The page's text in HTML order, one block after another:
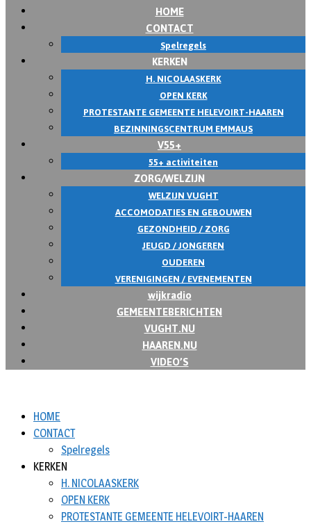
HOME
CONTACT
Spelregels
KERKEN
H. NICOLAASKERK
OPEN KERK
PROTESTANTE GEMEENTE HELEVOIRT-HAAREN
BEZINNINGSCENTRUM EMMAUS
V55+
55+ activiteiten
ZORG/WELZIJN
WELZIJN VUGHT
ACCOMODATIES EN GEBOUWEN
GEZONDHEID / ZORG
JEUGD / JONGEREN
OUDEREN
VERENIGINGEN / EVENEMENTEN
wijkradio
GEMEENTEBERICHTEN
VUGHT.NU
HAAREN.NU
VIDEO’S
HOME
CONTACT
Spelregels
KERKEN
H. NICOLAASKERK
OPEN KERK
PROTESTANTE GEMEENTE HELEVOIRT-HAAREN